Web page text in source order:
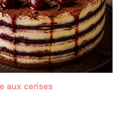
aux cerises